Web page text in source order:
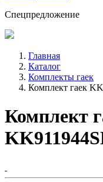
Спецпредложение
Главная
Каталог
Комплекты гаек
Комплект гаек
Комплект